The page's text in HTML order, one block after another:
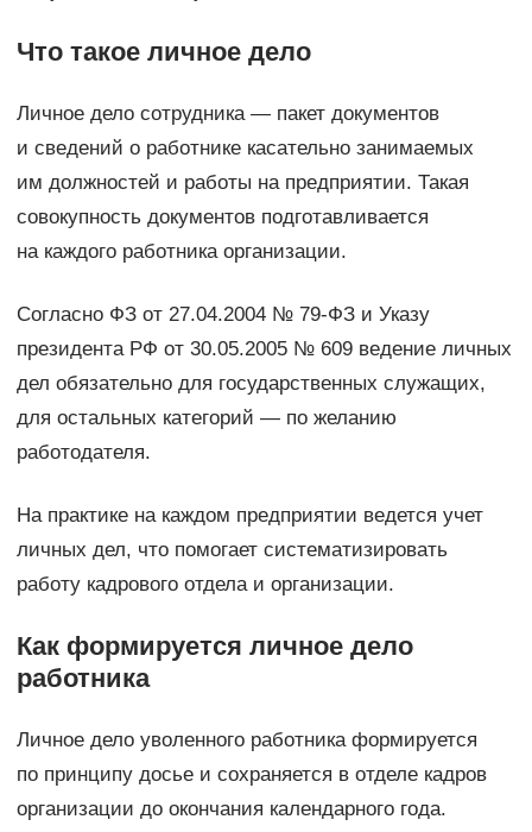
Что такое личное дело
Личное дело сотрудника — пакет документов
и сведений о работнике касательно занимаемых
им должностей и работы на предприятии. Такая
совокупность документов подготавливается
на каждого работника организации.
Согласно ФЗ от 27.04.2004 № 79-ФЗ и Указу
президента РФ от 30.05.2005 № 609 ведение личных
дел обязательно для государственных служащих,
для остальных категорий — по желанию
работодателя.
На практике на каждом предприятии ведется учет
личных дел, что помогает систематизировать
работу кадрового отдела и организации.
Как формируется личное дело
работника
Личное дело уволенного работника формируется
по принципу досье и сохраняется в отделе кадров
организации до окончания календарного года.